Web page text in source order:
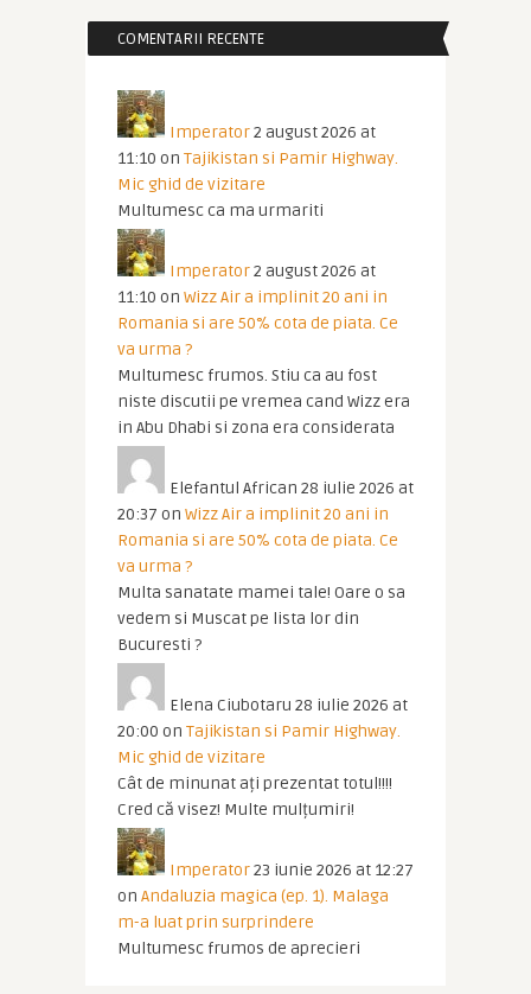
COMENTARII RECENTE
Imperator2 august 2026 at
11:10 on Tajikistan si Pamir Highway.
Mic ghid de vizitare
Multumesc ca ma urmariti
Imperator2 august 2026 at
11:10 on Wizz Air a implinit 20 ani in
Romania si are 50% cota de piata. Ce
va urma ?
Multumesc frumos. Stiu ca au fost
niste discutii pe vremea cand Wizz era
in Abu Dhabi si zona era considerata
Elefantul African 28 iulie 2026 at
20:37 on Wizz Air a implinit 20 ani in
Romania si are 50% cota de piata. Ce
va urma ?
Multa sanatate mamei tale! Oare o sa
vedem si Muscat pe lista lor din
Bucuresti ?
Elena Ciubotaru 28 iulie 2026 at
20:00 on Tajikistan si Pamir Highway.
Mic ghid de vizitare
Cât de minunat ați prezentat totul!!!!
Cred că visez! Multe mulțumiri!
Imperator23 iunie 2026 at 12:27
on Andaluzia magica (ep. 1). Malaga
m-a luat prin surprindere
Multumesc frumos de aprecieri